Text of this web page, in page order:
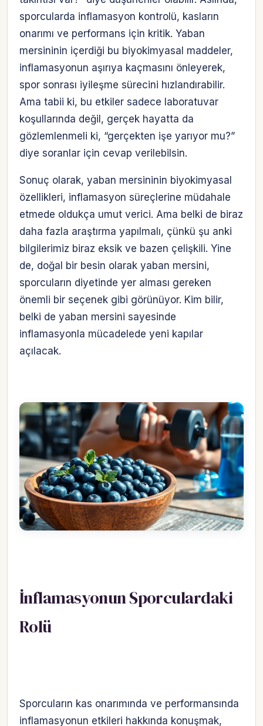
sporcularda inflamasyon kontrolü, kasların
onarımı ve performans için kritik. Yaban
mersininin içerdiği bu biyokimyasal maddeler,
inflamasyonun aşırıya kaçmasını önleyerek,
spor sonrası iyileşme sürecini hızlandırabilir.
Ama tabii ki, bu etkiler sadece laboratuvar
koşullarında değil, gerçek hayatta da
gözlemlenmeli ki, “gerçekten işe yarıyor mu?”
diye soranlar için cevap verilebilsin.
Sonuç olarak, yaban mersininin biyokimyasal
özellikleri, inflamasyon süreçlerine müdahale
etmede oldukça umut verici. Ama belki de biraz
daha fazla araştırma yapılmalı, çünkü şu anki
bilgilerimiz biraz eksik ve bazen çelişkili. Yine
de, doğal bir besin olarak yaban mersini,
sporcuların diyetinde yer alması gereken
önemli bir seçenek gibi görünüyor. Kim bilir,
belki de yaban mersini sayesinde
inflamasyonla mücadelede yeni kapılar
açılacak.
İnflamasyonun Sporculardaki
Rolü
Sporcuların kas onarımında ve performansında
inflamasyonun etkileri hakkında konuşmak,